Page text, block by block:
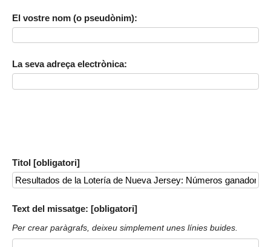
El vostre nom (o pseudònim):
La seva adreça electrònica:
Titol [obligatori]
Text del missatge: [obligatori]
Per crear paràgrafs, deixeu simplement unes línies buides.